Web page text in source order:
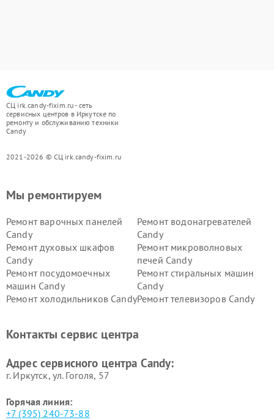
СЦ irk.candy-fixim.ru - сеть
сервисных центров в Иркутске по
ремонту и обслуживанию техники
Candy
2021-2026 © СЦ irk.candy-fixim.ru
Мы ремонтируем
Ремонт варочных панелей
Candy
Ремонт водонагревателей
Candy
Ремонт духовых шкафов
Candy
Ремонт микроволновых
печей Candy
Ремонт посудомоечных
машин Candy
Ремонт стиральных машин
Candy
Ремонт холодильников CandyРемонт телевизоров Candy
Контакты сервис центра
Адрес сервисного центра Candy:
г. Иркутск, ул. ​Гоголя, 57
Горячая линия:
+7 (395) 240-73-88